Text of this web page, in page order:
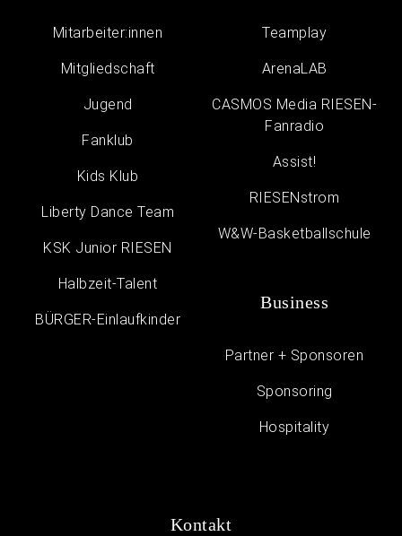
Mitarbeiter:innen
Mitgliedschaft
Jugend
Fanklub
Kids Klub
Liberty Dance Team
KSK Junior RIESEN
Halbzeit-Talent
BÜRGER-Einlaufkinder
Teamplay
ArenaLAB
CASMOS Media RIESEN-
Fanradio
Assist!
RIESENstrom
W&W-Basketballschule
Business
Partner + Sponsoren
Sponsoring
Hospitality
Kontakt